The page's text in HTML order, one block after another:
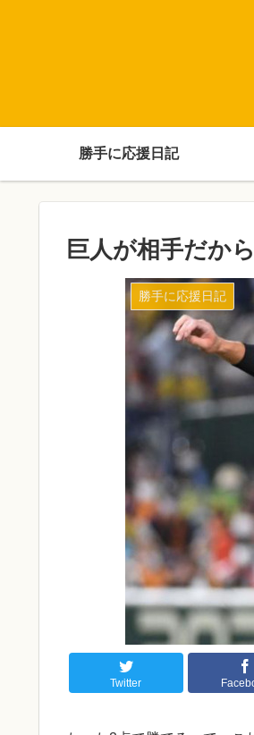
勝手に応援日記
巨人が相手だか
勝手に応援日記
Twitter